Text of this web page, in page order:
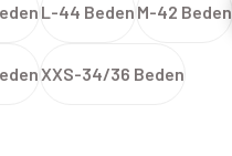
L-44 Beden M-42 Beden
XXS-34/36 Beden